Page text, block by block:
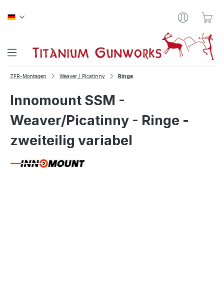
ZFR-Montagen Weaver / Picatinny Ringe
Innomount SSM -
Weaver/Picatinny - Ringe -
zweiteilig variabel